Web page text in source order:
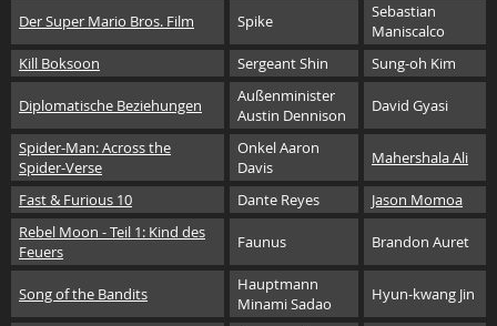
Der Super Mario Bros. Film Spike
Sebastian
Maniscalco
Kill Boksoon
Sergeant Shin Sung-oh Kim
Diplomatische Beziehungen
Außenminister
Austin Dennison
David Gyasi
Spider-Man: Across the
Spider-Verse
Onkel Aaron
Davis
Mahershala Ali
Fast & Furious 10 Dante Reyes
Jason Momoa
Rebel Moon - Teil 1: Kind des
Feuers
Faunus Brandon Auret
Song of the Bandits
Hauptmann
Minami Sadao
Hyun-kwang Jin